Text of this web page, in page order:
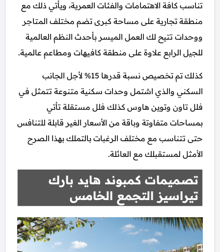
تناسب كافة الاهتمامات والفئات العمرية، ويأتي ذلك مع
منطقة تجارية على مساحة كبرى تضم مختلف المتاجر
ووحدات تتيح لك العمل الميسر بأحدث النظم العالمية
للجيل الرابع علاوة على منطقة كافيهات ومطاعم عالمية.
كذلك تم تخصيص نسبة قدرها 15% لأجل الجانب
السكني والذي اشتمل وحدات سكنية متنوعة تتمثل في
فلل تاون وتوين هاوس كذلك فلل مستقلة تأتي
بمساحات متفاوتة وباقة من الأسعار الغير قابلة للتنافس
حتى تتناسب مع مختلف الرغبات بالتملك بهذا الصرح
الأمثل لمستقبلك مع العائلة.
تصميمات كمبوند هايد بارك
تيراسيز التجمع الخامس